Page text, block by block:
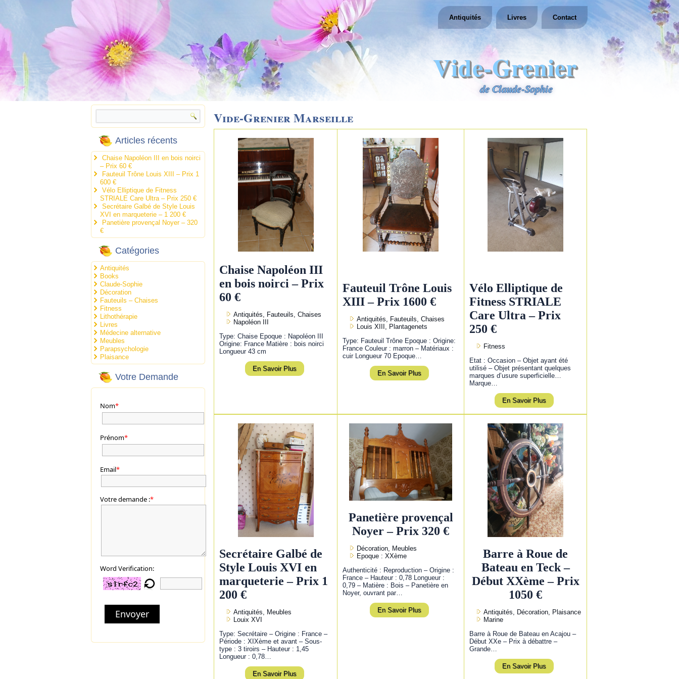
Vide-Grenier
de Claude-Sophie
Antiquités Livres Contact
Articles récents
Chaise Napoléon III en bois noirci
– Prix 60 €
Fauteuil Trône Louis XIII – Prix 1
600 €
Vélo Elliptique de Fitness
STRIALE Care Ultra – Prix 250 €
Secrétaire Galbé de Style Louis
XVI en marqueterie – 1 200 €
Panetière provençal Noyer – 320
€
Catégories
Antiquités
Books
Claude-Sophie
Décoration
Fauteuils – Chaises
Fitness
Lithothérapie
Livres
Médecine alternative
Meubles
Parapsychologie
Plaisance
Votre Demande
Nom*
Prénom*
Email*
Votre demande :*
Word Verification:
Envoyer
Vide-Grenier Marseille
Chaise Napoléon III
en bois noirci – Prix
60 €
Antiquités, Fauteuils, Chaises
Napoléon III
Type: Chaise Epoque : Napoléon III
Origine: France Matière : bois noirci
Longueur 43 cm
En Savoir Plus
Fauteuil Trône Louis
XIII – Prix 1600 €
Antiquités, Fauteuils, Chaises
Louis XIII, Plantagenets
Type: Fauteuil Trône Epoque : Origine:
France Couleur : marron – Matériaux :
cuir Longueur 70 Epoque…
En Savoir Plus
Vélo Elliptique de
Fitness STRIALE
Care Ultra – Prix
250 €
Fitness
Etat : Occasion – Objet ayant été
utilisé – Objet présentant quelques
marques d’usure superficielle…
Marque…
En Savoir Plus
Secrétaire Galbé de
Style Louis XVI en
marqueterie – Prix 1
200 €
Antiquités, Meubles
Louix XVI
Type: Secrétaire – Origine : France –
Période : XIXème et avant – Sous-
type : 3 tiroirs – Hauteur : 1,45
Longueur : 0,78…
En Savoir Plus
Panetière provençal
Noyer – Prix 320 €
Décoration, Meubles
Epoque : XXème
Authenticité : Reproduction – Origine :
France – Hauteur : 0,78 Longueur :
0,79 – Matière : Bois – Panetière en
Noyer, ouvrant par…
En Savoir Plus
Barre à Roue de
Bateau en Teck –
Début XXème – Prix
1050 €
Antiquités, Décoration, Plaisance
Marine
Barre à Roue de Bateau en Acajou –
Début XXe – Prix à débattre –
Grande…
En Savoir Plus